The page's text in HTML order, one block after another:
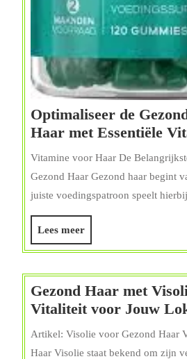
Optimaliseer de
Haar met Essentiële
Vitamine voor Haar De
Gezond Haar Gezond haar begint
juiste voedingspatroon speelt
Lees meerLees
meer
Gezond Haar met
Vitaliteit voor Jouw
Artikel: Visolie voor Gezond Haar
Haar Visolie staat bekend om zijn